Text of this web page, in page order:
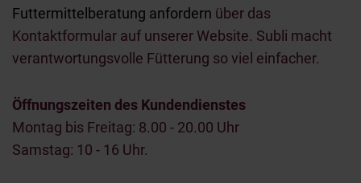
Futtermittelberatung anfordern über das
Kontaktformular auf unserer Website. Subli macht
verantwortungsvolle Fütterung so viel einfacher.
Öffnungszeiten des Kundendienstes
Montag bis Freitag: 8.00 - 20.00 Uhr
Samstag: 10 - 16 Uhr.